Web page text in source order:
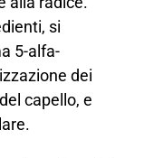
si
5-alfa-
dei
capello, e